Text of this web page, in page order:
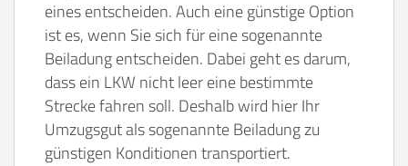
eines entscheiden.Auch eine günstige Option
ist es, wenn Sie sich für eine sogenannte
Beiladung entscheiden. Dabei geht es darum,
dass ein LKW nicht leer eine bestimmte
Strecke fahren soll. Deshalb wird hier Ihr
Umzugsgut als sogenannte Beiladung zu
günstigen Konditionen transportiert.